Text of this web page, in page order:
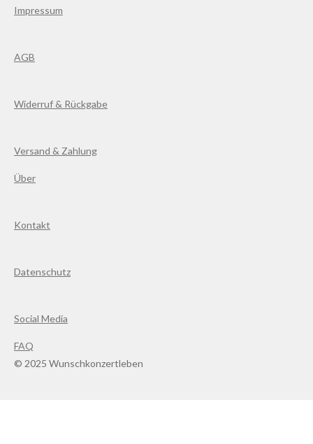
Impressum
AGB
Widerruf & Rückgabe
Versand & Zahlung
Über
Kontakt
Datenschutz
Social Media
FAQ
© 2025 Wunschkonzertleben